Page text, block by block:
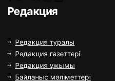
Редакция
Редакция туралы
Редакция газеттері
Редакция ұжымы
Байланыс мәліметтері